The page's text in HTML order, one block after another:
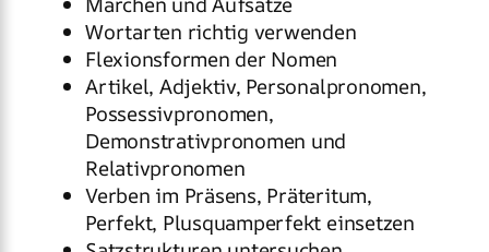
Wortarten richtig verwenden
Flexionsformen der Nomen
Artikel, Adjektiv, Personalpronomen,
Possessivpronomen,
Demonstrativpronomen und
Relativpronomen
Verben im Präsens, Präteritum,
Perfekt, Plusquamperfekt einsetzen